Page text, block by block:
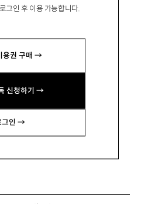
그인 후 이용 가능합니다.
용권 구매 →
신청하기 →
그인 →